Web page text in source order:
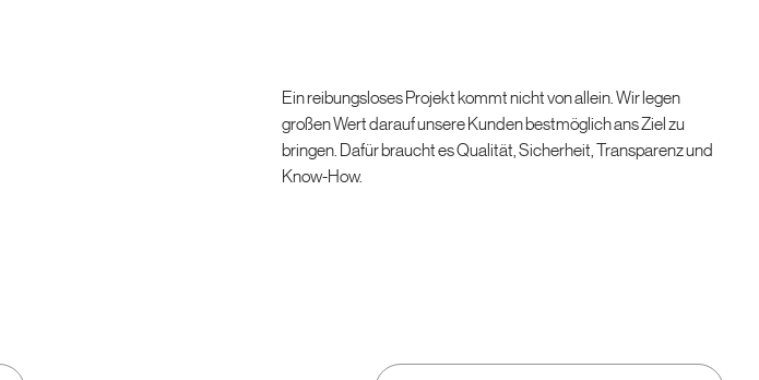
Ein reibungsloses Projekt kommt nicht von allein. Wir legen
großen Wert darauf unsere Kunden bestmöglich ans Ziel zu
bringen. Dafür braucht es Qualität, Sicherheit, Transparenz und
Know-How.